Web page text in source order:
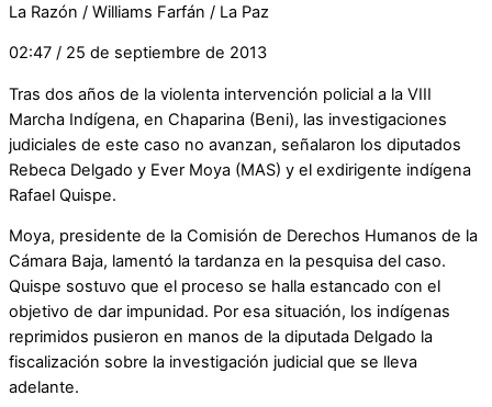
La Razón / Williams Farfán / La Paz
02:47 / 25 de septiembre de 2013
Tras dos años de la violenta intervención policial a la VIII
Marcha Indígena, en Chaparina (Beni), las investigaciones
judiciales de este caso no avanzan, señalaron los diputados
Rebeca Delgado y Ever Moya (MAS) y el exdirigente indígena
Rafael Quispe.
Moya, presidente de la Comisión de Derechos Humanos de la
Cámara Baja, lamentó la tardanza en la pesquisa del caso.
Quispe sostuvo que el proceso se halla estancado con el
objetivo de dar impunidad. Por esa situación, los indígenas
reprimidos pusieron en manos de la diputada Delgado la
fiscalización sobre la investigación judicial que se lleva
adelante.